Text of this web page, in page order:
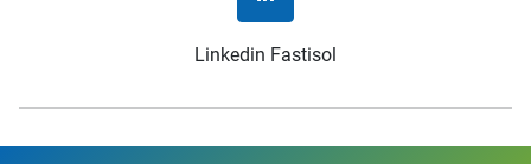
Linkedin Fastisol